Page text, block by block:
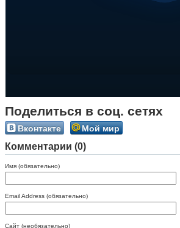
Поделиться в соц. сетях
Вконтакте Мой мир
Комментарии (0)
Имя (обязательно)
Email Address (обязательно)
Сайт (необязательно)